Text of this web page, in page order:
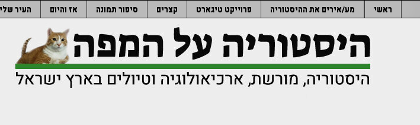
to
ראשי מע/אירים את ההיסטוריה פרוייקט טיגארט קצרים סיפור תמונה אז והיום העיר שלי